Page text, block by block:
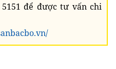
để được tư vấn chi